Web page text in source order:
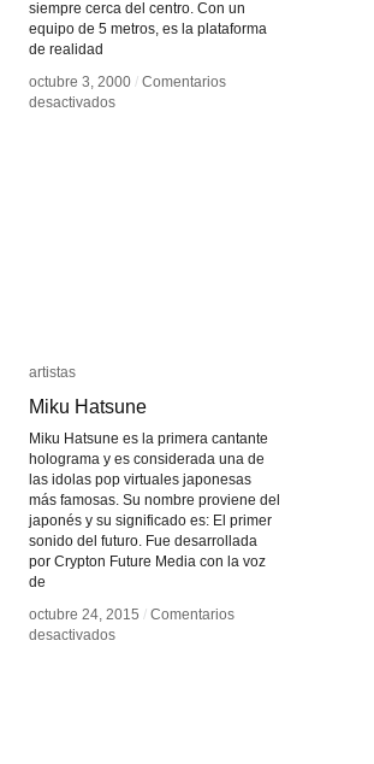
siempre cerca del centro. Con un
equipo de 5 metros, es la plataforma
de realidad
octubre 3, 2000 / Comentarios
desactivadosen
octubre 3, 2000 / Comentarios
desactivadosen
artistas
Miku Hatsune
Miku Hatsune es la primera cantante
holograma y es considerada una de
las idolas pop virtuales japonesas
más famosas. Su nombre proviene del
japonés y su significado es: El primer
sonido del futuro. Fue desarrollada
por Crypton Future Media con la voz
de
octubre 24, 2015 / Comentarios
desactivadosen
artistas
Miku Hatsune
octubre 24, 2015 / Comentarios
desactivadosen